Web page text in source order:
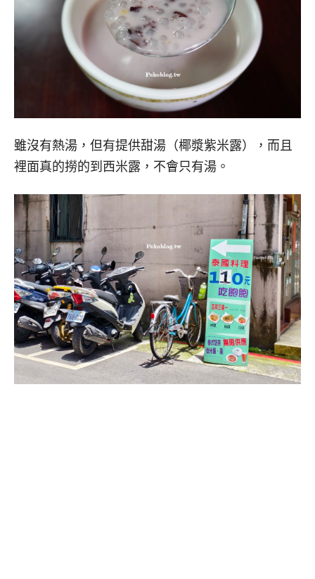
雖沒有熱湯，但有提供甜湯（椰漿紫米露），而且
裡面真的撈的到西米露，不會只有湯。